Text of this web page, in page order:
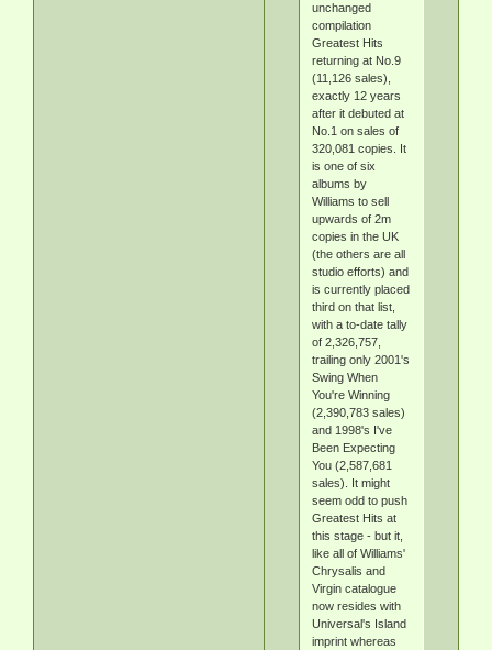
unchanged
compilation
Greatest Hits
returning at No.9
(11,126 sales),
exactly 12 years
after it debuted at
No.1 on sales of
320,081 copies. It
is one of six
albums by
Williams to sell
upwards of 2m
copies in the UK
(the others are all
studio efforts) and
is currently placed
third on that list,
with a to-date tally
of 2,326,757,
trailing only 2001's
Swing When
You're Winning
(2,390,783 sales)
and 1998's I've
Been Expecting
You (2,587,681
sales). It might
seem odd to push
Greatest Hits at
this stage - but it,
like all of Williams'
Chrysalis and
Virgin catalogue
now resides with
Universal's Island
imprint whereas